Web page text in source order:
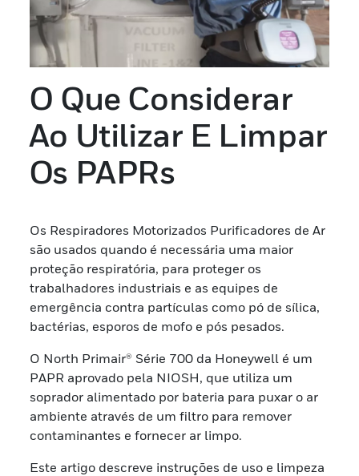
O Que Considerar
Ao Utilizar E Limpar
Os PAPRs
Os Respiradores Motorizados Purificadores de Ar
são usados quando é necessária uma maior
proteção respiratória, para proteger os
trabalhadores industriais e as equipes de
emergência contra partículas como pó de sílica,
bactérias, esporos de mofo e pós pesados.
O North Primair® Série 700 da Honeywell é um
PAPR aprovado pela NIOSH, que utiliza um
soprador alimentado por bateria para puxar o ar
ambiente através de um filtro para remover
contaminantes e fornecer ar limpo.
Este artigo descreve instruções de uso e limpeza